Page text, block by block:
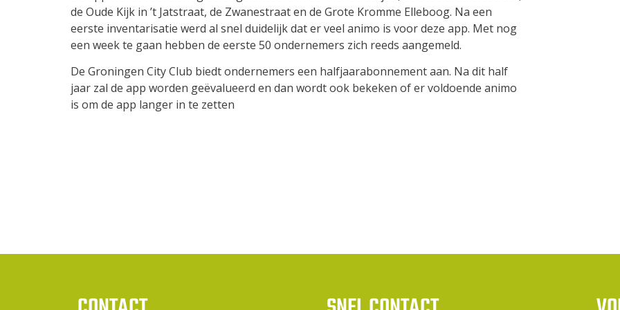
de Oude Kijk in ’t Jatstraat, de Zwanestraat en de Grote Kromme Elleboog. Na een
eerste inventarisatie werd al snel duidelijk dat er veel animo is voor deze app. Met nog
een week te gaan hebben de eerste 50 ondernemers zich reeds aangemeld.
De Groningen City Club biedt ondernemers een halfjaarabonnement aan. Na dit half
jaar zal de app worden geëvalueerd en dan wordt ook bekeken of er voldoende animo
is om de app langer in te zetten